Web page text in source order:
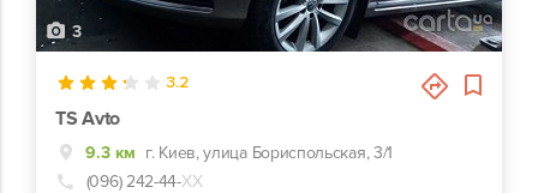
3
3.2
TS Avto
9.3 км г. Киев, улица Бориспольская, 3/1
(096) 242-44-ХХ